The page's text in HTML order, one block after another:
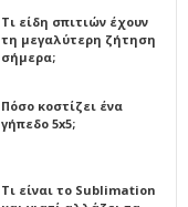
Τι είδη σπιτιών έχουν
τη μεγαλύτερη ζήτηση
σήμερα;
Πόσο κοστίζει ένα
γήπεδο 5x5;
Τι είναι το Sublimation